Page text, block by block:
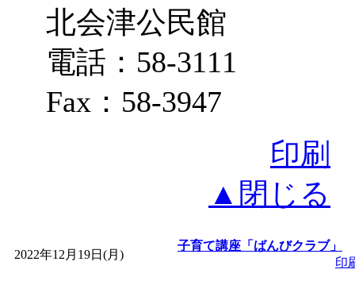
北会津公民館
電話：58-3111
Fax：58-3947
印刷
▲閉じる
2022年12月19日(月)
子育て講座「ばんびクラブ」
印